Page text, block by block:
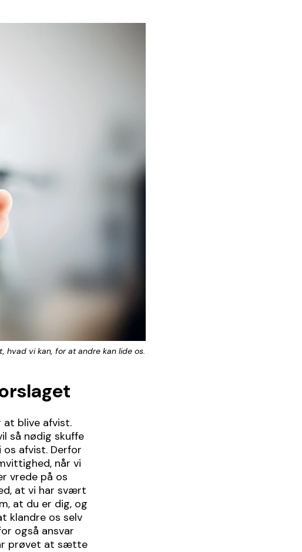
hvad vi kan, for at andre kan lide os.
at blive afvist.
så nødig skuffe
afvist. Derfor
når vi
vrede på os
at vi har svært
at du er dig, og
klandre os selv
også ansvar
prøvet at sætte